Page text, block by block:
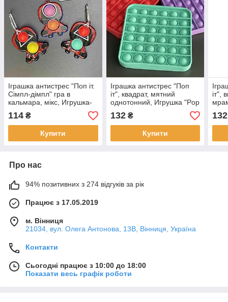
Іграшка антистрес "Поп іт.
Сімпл-дімпл" гра в
кальмара, мікс, Игрушка-
антистресс "Pop it"
114 ₴
Купити
Іграшка антистрес "Поп
іт", квадрат, мятний
однотонний, Игрушка "Pop
it"
132₴
Купити
іт",
132
Про нас
94% позитивних з 274 відгуків за рік
Працює з 17.05.2019
м. Вінниця
21034, вул. Олега Антонова, 13В, Вінниця, Україна
Контакти
Сьогодні працює з 10:00 до 18:00
Показати весь графік роботи